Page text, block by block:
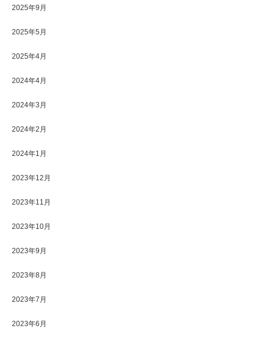
2025年9月
2025年5月
2025年4月
2024年4月
2024年3月
2024年2月
2024年1月
2023年12月
2023年11月
2023年10月
2023年9月
2023年8月
2023年7月
2023年6月